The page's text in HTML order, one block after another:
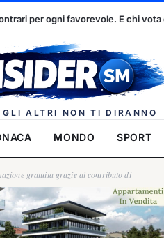
E chi vota ci mette la faccia
GLI ALTRI NON TI DIRANNO
MONDO SPORT
gratuita grazie al contributo di